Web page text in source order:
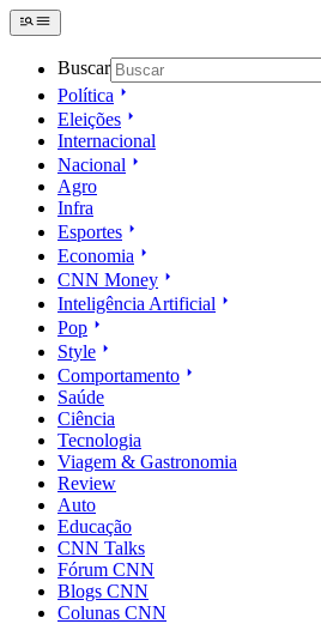
Buscar
Política
Eleições
Internacional
Nacional
Agro
Infra
Esportes
Economia
CNN Money
Inteligência Artificial
Pop
Style
Comportamento
Saúde
Ciência
Tecnologia
Viagem & Gastronomia
Review
Auto
Educação
CNN Talks
Fórum CNN
Blogs CNN
Colunas CNN